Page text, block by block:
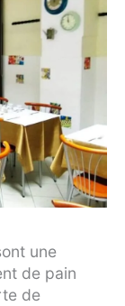
une
de pain
de